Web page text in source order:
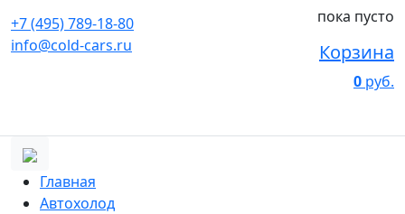
+7 (495) 789-18-80
info@cold-cars.ru
пока пусто
Корзина
0 руб.
Главная
Автохолод